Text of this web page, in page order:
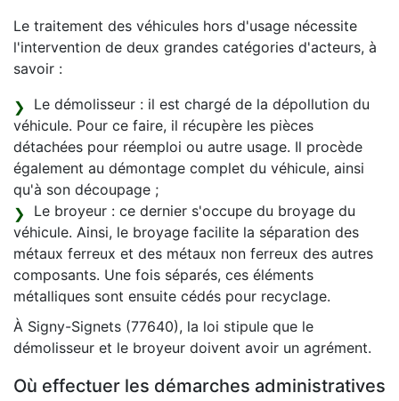
Le traitement des véhicules hors d'usage nécessite
l'intervention de deux grandes catégories d'acteurs, à
savoir :
Le démolisseur : il est chargé de la dépollution du
véhicule. Pour ce faire, il récupère les pièces
détachées pour réemploi ou autre usage. Il procède
également au démontage complet du véhicule, ainsi
qu'à son découpage ;
Le broyeur : ce dernier s'occupe du broyage du
véhicule. Ainsi, le broyage facilite la séparation des
métaux ferreux et des métaux non ferreux des autres
composants. Une fois séparés, ces éléments
métalliques sont ensuite cédés pour recyclage.
À Signy-Signets (77640), la loi stipule que le
démolisseur et le broyeur doivent avoir un agrément.
Où effectuer les démarches administratives